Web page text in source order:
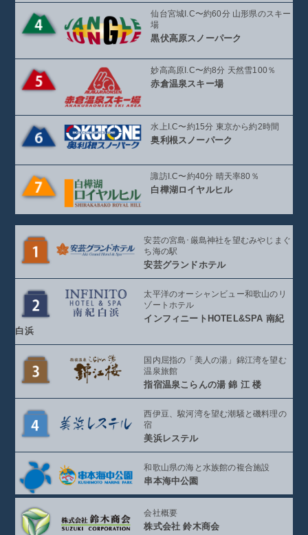
仙台宮城I.C〜約60分 山形県のスキー
場
黒伏高原スノーパーク
妙高高原I.C〜約8分 天然雪100％
赤倉温泉スキー場
水上I.C〜約15分 東京から約2時間
奥利根スノーパーク
諏訪I.C〜約40分 晴天率80％
白樺湖ロイヤルヒル
安芸の宮島･厳島神社を望むみやじまぐ
ち海の駅
安芸グランドホテル
太平洋のオーシャンビュー和歌山のリ
ゾートホテル
インフィニート HOTEL&SPA 南紀
白浜
国内屈指の「美人の湯」 錦江湾を望む
温泉旅館
指宿温泉こらんの湯錦 江 楼
西伊豆、駿河湾を望む潮騒と磯料理の
宿
美浜レステル
和歌山県の海と 水族館の複合施設
串本海中公園
会社概要
株式会社 鈴木商会